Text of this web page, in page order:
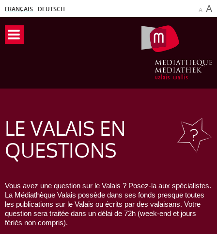
FRANÇAIS DEUTSCH A A
LE VALAIS EN
QUESTIONS
Vous avez une question sur le Valais ? Posez-la aux spécialistes.
La Médiathèque Valais possède dans ses fonds presque toutes
les publications sur le Valais ou écrits par des valaisans. Votre
question sera traitée dans un délai de 72h (week-end et jours
fériés non compris).